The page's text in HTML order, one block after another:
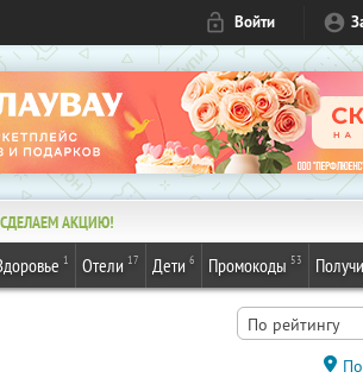
Войти
АКЦИЮ!
1 Отели 17 Дети 6 Промокоды 53
По рейтингу